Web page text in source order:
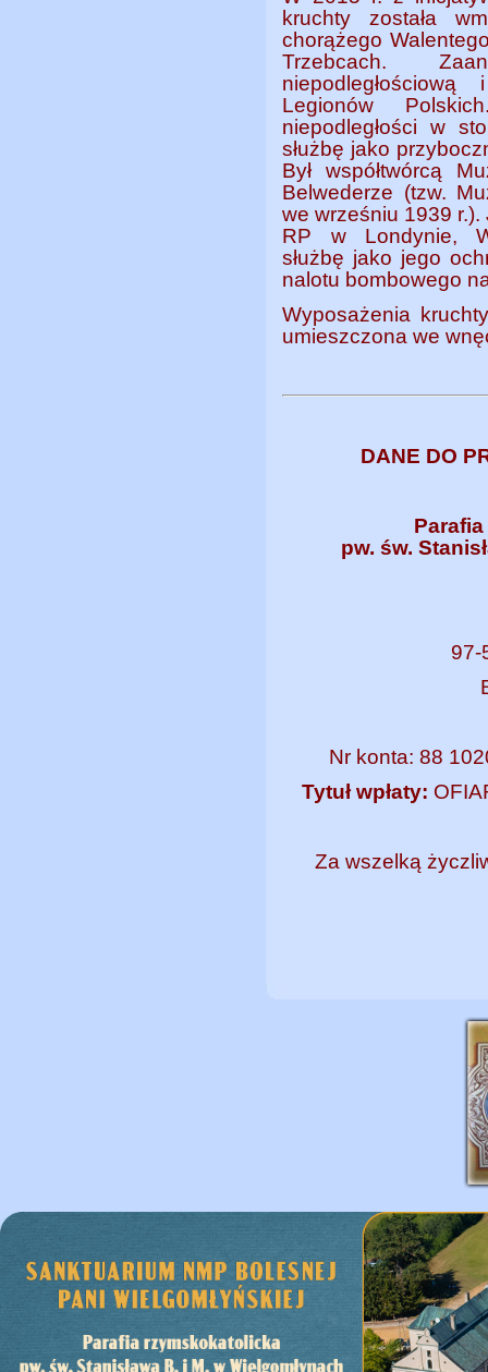
kruchty została
chorążego
Trzebcach.
Legionów
niepodległości w
służbę jako
Był współtwórcą
Belwederze (tzw.
we wrześniu 1939
RP w Londynie,
służbę jako jego
nalotu bombowego
Wyposażenia
umieszczona we
DANE DO
pw. św.
97-
Nr konta: 88
Tytuł wpłaty:
Za wszelką